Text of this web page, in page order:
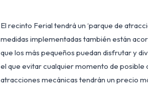
El recinto Ferial tendrá un ‘parque de
medidas implementadas también están
que los más pequeños puedan disfrutar y
el que evitar cualquier momento de posible
atracciones mecánicas tendrán un precio